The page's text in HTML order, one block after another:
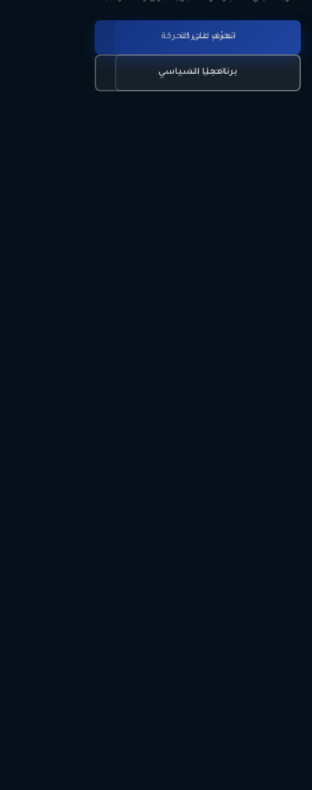
تعرّف على الحركة
برنامجنا السياسي
انضم للحركة
اتصل بنا